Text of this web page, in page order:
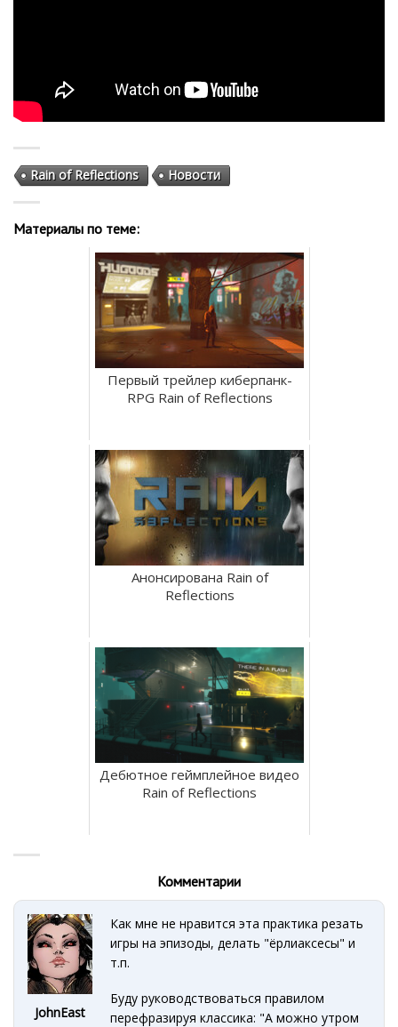
Rain of Reflections Новости
Материалы по теме:
Первый трейлер киберпанк-
RPG Rain of Reflections
Анонсирована Rain of
Reflections
Дебютное геймплейное видео
Rain of Reflections
Комментарии
JohnEast
Как мне не нравится эта практика резать
игры на эпизоды, делать "ёрлиаксесы" и
т.п.
Буду руководствоваться правилом
перефразируя классика: "А можно утром